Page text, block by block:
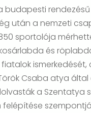
rendezésű
után a nemzeti
850 sportolója
és
Csaba atya
a Szentatya